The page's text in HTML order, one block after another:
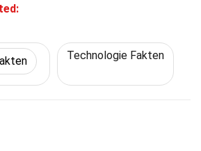
Technologie Fakten